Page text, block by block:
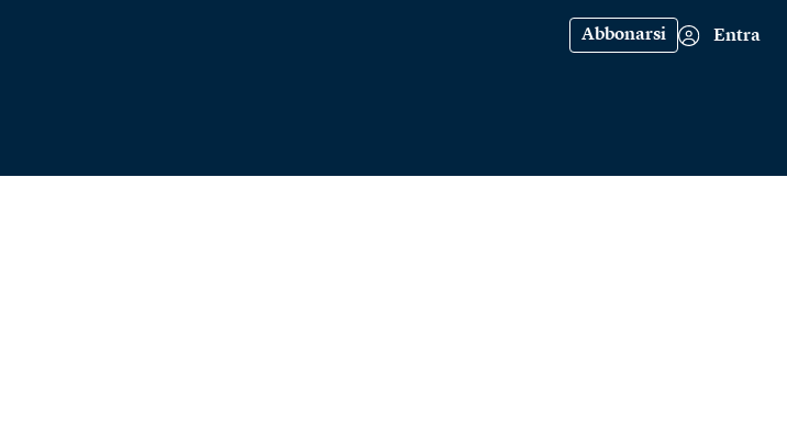
Abbonarsi Entra